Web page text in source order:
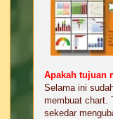
Apakah tujuan
Selama ini
membuat chart.
sekedar